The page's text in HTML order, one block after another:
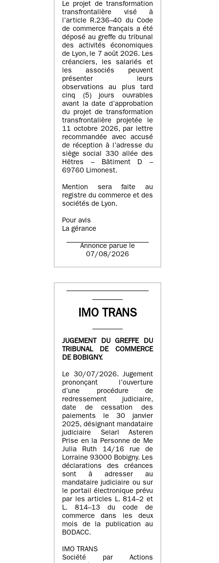
Le projet de transformation
transfrontalière visé à
l’article R.236–40 du Code
de commerce français a été
déposé au greffe du tribunal
des activités économiques
de Lyon, le 7 août 2026. Les
créanciers, les salariés et
les associés peuvent
présenter leurs
observations au plus tard
cinq (5) jours ouvrables
avant la date d’approbation
du projet de transformation
transfrontalière projetée le
11 octobre 2026, par lettre
recommandée avec accusé
de réception à l’adresse du
siège social 330 allée des
Hêtres – Bâtiment D –
69760 Limonest.
Mention sera faite au
registre du commerce et des
sociétés de Lyon.
Pour avis
La gérance
Annonce parue le
07/08/2026
IMO TRANS
JUGEMENT DU GREFFE DU
TRIBUNAL DE COMMERCE
DE BOBIGNY.
Le 30/07/2026. Jugement
prononçant l’ouverture
d’une procédure de
redressement judiciaire,
date de cessation des
paiements le 30 janvier
2025, désignant mandataire
judiciaire Selarl Asteren
Prise en la Personne de Me
Julia Ruth 14/16 rue de
Lorraine 93000 Bobigny. Les
déclarations des créances
sont à adresser au
mandataire judiciaire ou sur
le portail électronique prévu
par les articles L. 814–2 et
L. 814–13 du code de
commerce dans les deux
mois de la publication au
BODACC.
IMO TRANS
Société par Actions